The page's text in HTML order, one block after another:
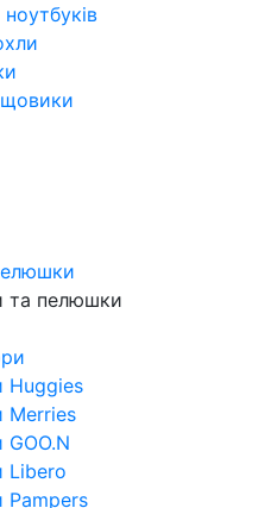
та пелюшки
Huggies
Merries
GOO.N
Libero
Pampers